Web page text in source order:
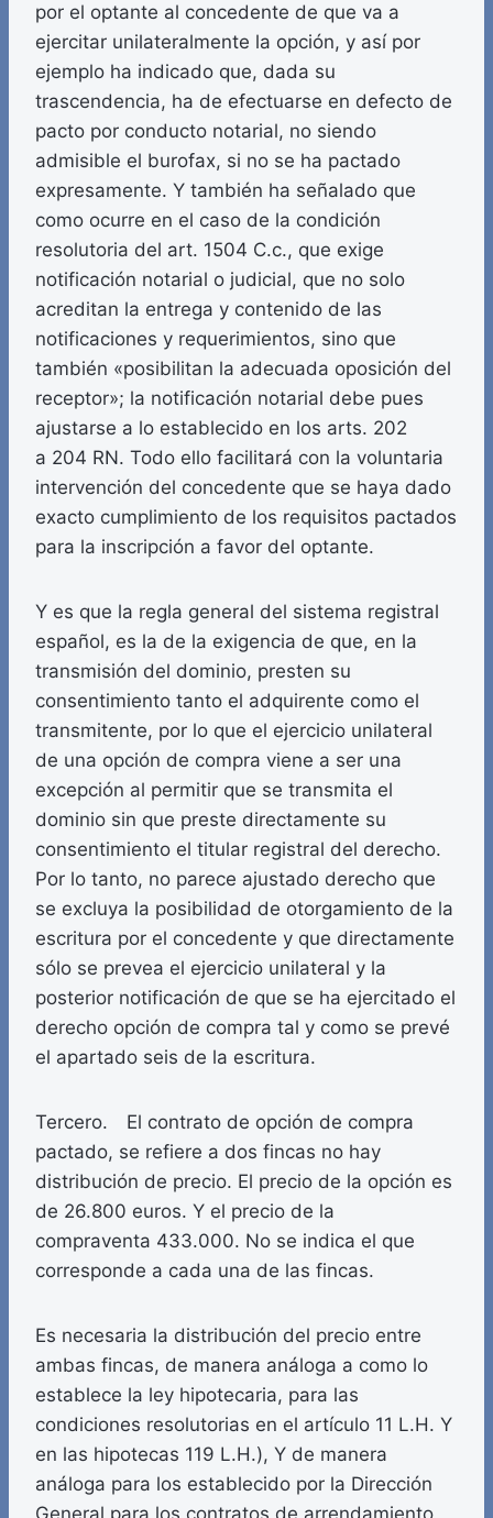
por el optante al concedente de que va a
ejercitar unilateralmente la opción, y así por
ejemplo ha indicado que, dada su
trascendencia, ha de efectuarse en defecto de
pacto por conducto notarial, no siendo
admisible el burofax, si no se ha pactado
expresamente. Y también ha señalado que
como ocurre en el caso de la condición
resolutoria del art. 1504 C.c., que exige
notificación notarial o judicial, que no solo
acreditan la entrega y contenido de las
notificaciones y requerimientos, sino que
también «posibilitan la adecuada oposición del
receptor»; la notificación notarial debe pues
ajustarse a lo establecido en los arts. 202
a 204 RN. Todo ello facilitará con la voluntaria
intervención del concedente que se haya dado
exacto cumplimiento de los requisitos pactados
para la inscripción a favor del optante.
Y es que la regla general del sistema registral
español, es la de la exigencia de que, en la
transmisión del dominio, presten su
consentimiento tanto el adquirente como el
transmitente, por lo que el ejercicio unilateral
de una opción de compra viene a ser una
excepción al permitir que se transmita el
dominio sin que preste directamente su
consentimiento el titular registral del derecho.
Por lo tanto, no parece ajustado derecho que
se excluya la posibilidad de otorgamiento de la
escritura por el concedente y que directamente
sólo se prevea el ejercicio unilateral y la
posterior notificación de que se ha ejercitado el
derecho opción de compra tal y como se prevé
el apartado seis de la escritura.
Tercero. El contrato de opción de compra
pactado, se refiere a dos fincas no hay
distribución de precio. El precio de la opción es
de 26.800 euros. Y el precio de la
compraventa 433.000. No se indica el que
corresponde a cada una de las fincas.
Es necesaria la distribución del precio entre
ambas fincas, de manera análoga a como lo
establece la ley hipotecaria, para las
condiciones resolutorias en el artículo 11 L.H. Y
en las hipotecas 119 L.H.), Y de manera
análoga para los establecido por la Dirección